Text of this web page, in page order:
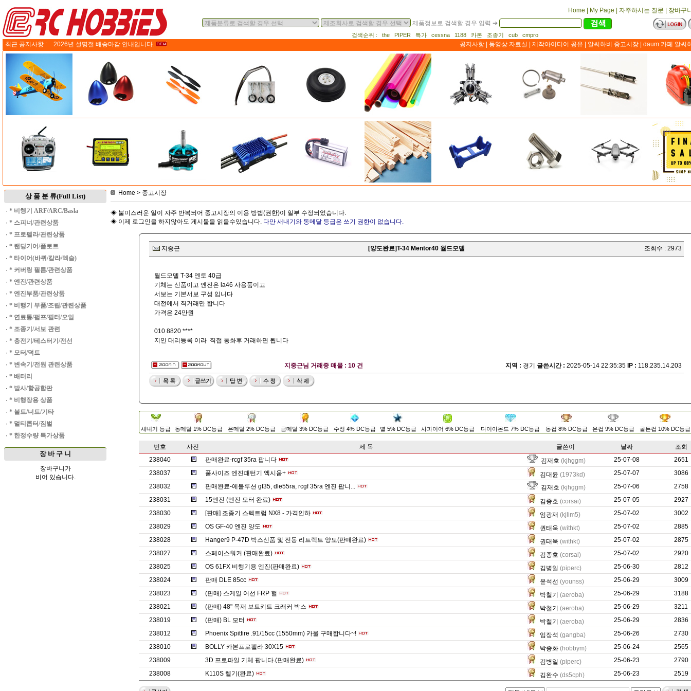
Home My Page 자주하시는 질문
장바구
제품정보로 검색할 경우 입력 ➔
검색순위 : the PIPER 특가 cessna 1188 카본 조종기 cub cmpro
최근 공지사항 : 2026년 설명절 배송마감 안내입니다. 공지사항 동영상 자료실 제작아이디어 공유 알씨하비 중고시장 daum 카페 알씨
상 품 분 류(Full List)
· * 비행기 ARF/ARC/Basla
· * 스피너/관련상품
· * 프로펠라/관련상품
· * 랜딩기어/플로트
· * 타이어(바퀴/칼라/엑슬)
· * 커버링 필름/관련상품
· * 엔진/관련상품
· * 엔진부품/관련상품
· * 비행기 부품/조립/관련상품
· * 연료통/펌프/필터/오일
· * 조종기/서보 관련
· * 충전기/테스터기/전선
· * 모터/덕트
· * 변속기/전원 관련상품
· * 배터리
· * 발사/항공합판
· * 비행장용 상품
· * 볼트/너트/기타
· * 멀티콥터/짐벌
· * 한정수량 특가상품
장 바 구 니
장바구니가
비어 있습니다.
Home > 중고시장
◈ 불미스러운 일이 자주 반복되어 중고시장의 이용 방법(권한)이 일부 수정되었습니다.
◈ 이제 로그인을 하지않아도 게시물을 읽을수있습니다. 다만 새내기와 동메달 등급은 쓰기 권한이 없습니다.
지중근 [양도완료]T-34 Mentor40 월드모델 조회수 : 2973
월드모델 T-34 멘토 40급
기체는 신품이고 엔진은 la46 사용품이고
서보는 기본서보 구성 입니다
대전에서 직거래만 합니다
가격은 24만원
010 8820 ****
지인 대리등록 이라 직접 통화후 거래하면 됩니다
지중근님 거래중 매물 : 10 건 지역 : 경기 글쓴시간 : 2025-05-14 22:35:35 IP : 118.235.14.203
새내기 등급 동메달 1% DC등급 은메달 2% DC등급 금메달 3% DC등급 수정 4% DC등급 별 5% DC등급 사파이어 6% DC등급 다이아몬드 7% DC등급 동컵 8% DC등급 은컵 9% DC등급 골든컵 10% DC등급
번호 사진 제 목 글쓴이 날짜
조회
238040
판매완료-rcgf 35ra 팝니다 김재호 (kjhggm) 25-07-08
2651
238037
풀사이즈 엔진패턴기 엑시움+ 김대윤 (1973kd) 25-07-07
3086
238032
판매완료-에볼루션 gt35, dle55ra, rcgf 35ra 엔진 팝니... 김재호 (kjhggm) 25-07-06
2758
238031
15엔진 (엔진 모터 완료) 김종호 (corsai) 25-07-05
2927
238030
[판매] 조종기 스펙트럼 NX8 - 가격인하 임광재 (kjlim5) 25-07-02
3002
238029
OS GF-40 엔진 양도 권태욱 (withkt) 25-07-02
2885
238028
Hanger9 P-47D 박스신품 및 전동 리트렉트 양도(판매완료) 권태욱 (withkt) 25-07-02
2875
238027
스페이스워커 (판매완료) 김종호 (corsai) 25-07-02
2920
238025
OS 61FX 비행기용 엔진(판매완료) 김병일 (piperc) 25-06-30
2812
238024
판매 DLE 85cc 윤석선 (younss) 25-06-29
3009
238023
(판매) 스케일 어선 FRP 헐 박철기 (aeroba) 25-06-29
3188
238021
(판매) 48" 목재 보트키트 크래커 박스 박철기 (aeroba) 25-06-29
3211
238019
(판매) BL 모터 박철기 (aeroba) 25-06-29
2836
238012
Phoenix Spitfire .91/15cc (1550mm) 카울 구매합니다~! 임장석 (gangba) 25-06-26
2730
238010
BOLLY 카본프로펠라 30X15 박종화 (hobbym) 25-06-24
2565
238009
3D 프로파일 기체 팝니다.(판매완료) 김병일 (piperc) 25-06-23
2790
238008
K110S 헬기(완료) 김완수 (ds5cph) 25-06-23 2519